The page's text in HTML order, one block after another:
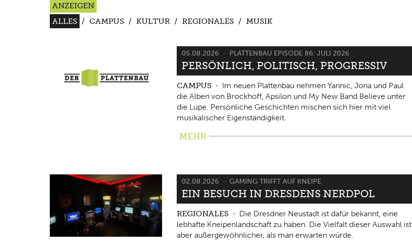
ANZEIGEN
ALLES / CAMPUS / KULTUR / REGIONALES / MUSIK
05.08.2026 PLATTENBAU EPISODE 86: JULI 2026
PERSÖNLICH, POLITISCH, PROGRESSIV
CAMPUS
Im neuen Plattenbau nehmen Yannic, Jona und Paul
die Alben von Brockhoff, Apsilon und My New Band Believe unter
die Lupe. Persönliche Geschichten mischen sich hier mit viel
musikalischer Eigenständigkeit.
MEHR
02.08.2026 GAMING TRIFFT AUF KNEIPE
EIN BESUCH IN DRESDENS NERDPOL
REGIONALES
Die Dresdner Neustadt ist dafür bekannt, eine
lebhafte Kneipenlandschaft zu haben. Die Vielfalt dieser Auswahl ist
aber außergewöhnlicher, als man erwarten würde.